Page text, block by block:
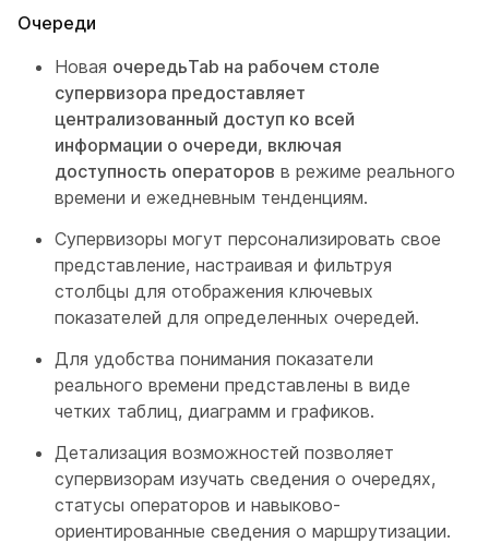
Очереди
Новая очередьTab на рабочем столе
супервизора предоставляет
централизованный доступ ко всей
информации о очереди, включая
доступность операторов в режиме реального
времени и ежедневным тенденциям.
Супервизоры могут персонализировать свое
представление, настраивая и фильтруя
столбцы для отображения ключевых
показателей для определенных очередей.
Для удобства понимания показатели
реального времени представлены в виде
четких таблиц, диаграмм и графиков.
Детализация возможностей позволяет
супервизорам изучать сведения о очередях,
статусы операторов и навыково-
ориентированные сведения о маршрутизации.